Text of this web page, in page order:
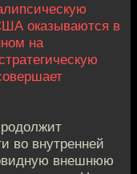
оказываются в
на
во внутренней
внешнюю